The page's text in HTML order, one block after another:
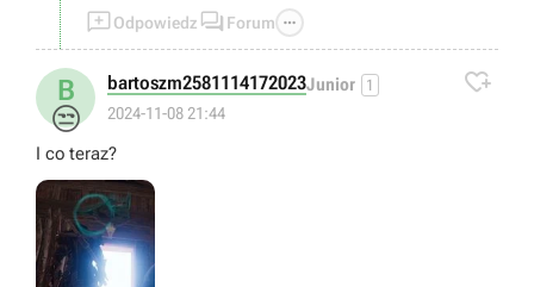
Odpowiedz  Forum 
B
😒
bartoszm2581114172023Junior 1
2024-11-08 21:44

I co teraz?